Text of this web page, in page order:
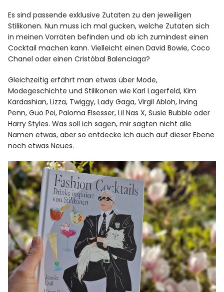
Es sind passende exklusive Zutaten zu den jeweiligen
Stilikonen. Nun muss ich mal gucken, welche Zutaten sich
in meinen Vorräten befinden und ob ich zumindest einen
Cocktail machen kann. Vielleicht einen David Bowie, Coco
Chanel oder einen Cristóbal Balenciaga?
Gleichzeitig erfährt man etwas über Mode,
Modegeschichte und Stilikonen wie Karl Lagerfeld, Kim
Kardashian, Lizza, Twiggy, Lady Gaga, Virgil Abloh, Irving
Penn, Guo Pei, Paloma Elsesser, Lil Nas X, Susie Bubble oder
Harry Styles. Was soll ich sagen, mir sagten nicht alle
Namen etwas, aber so entdecke ich auch auf dieser Ebene
noch etwas Neues.